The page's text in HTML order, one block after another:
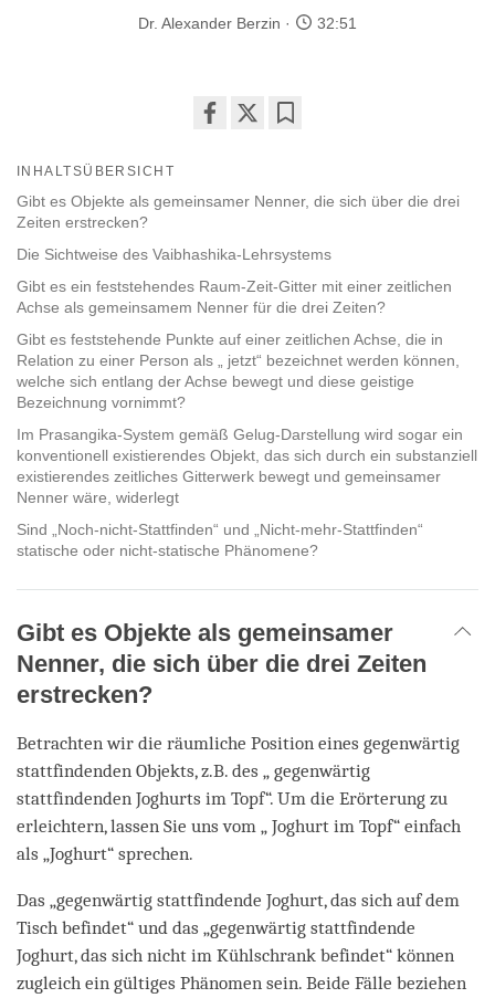
Dr. Alexander Berzin 32:51
facebook
INHALTSÜBERSICHT
Gibt es Objekte als gemeinsamer Nenner, die sich über die drei
Zeiten erstrecken?
Die Sichtweise des Vaibhashika-Lehrsystems
Gibt es ein feststehendes Raum-Zeit-Gitter mit einer zeitlichen
Achse als gemeinsamem Nenner für die drei Zeiten?
Gibt es feststehende Punkte auf einer zeitlichen Achse, die in
Relation zu einer Person als „ jetzt“ bezeichnet werden können,
welche sich entlang der Achse bewegt und diese geistige
Bezeichnung vornimmt?
Im Prasangika-System gemäß Gelug-Darstellung wird sogar ein
konventionell existierendes Objekt, das sich durch ein substanziell
existierendes zeitliches Gitterwerk bewegt und gemeinsamer
Nenner wäre, widerlegt
Sind „Noch-nicht-Stattfinden“ und „Nicht-mehr-Stattfinden“
statische oder nicht-statische Phänomene?
Gibt es Objekte als gemeinsamer
Nenner, die sich über die drei Zeiten
erstrecken?
Betrachten wir die räumliche Position eines gegenwärtig
stattfindenden Objekts, z.B. des „ gegenwärtig
stattfindenden Joghurts im Topf“. Um die Erörterung zu
erleichtern, lassen Sie uns vom „ Joghurt im Topf“ einfach
als „Joghurt“ sprechen.
Das „gegenwärtig stattfindende Joghurt, das sich auf dem
Tisch befindet“ und das „gegenwärtig stattfindende
Joghurt, das sich nicht im Kühlschrank befindet“ können
zugleich ein gültiges Phänomen sein. Beide Fälle beziehen